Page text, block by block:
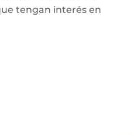
tengan interés en